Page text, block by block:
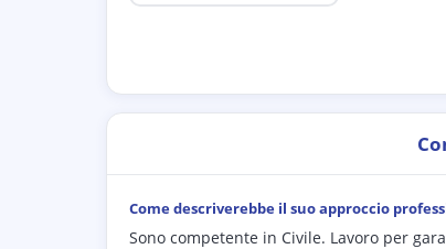
Come descriverebbe il suo approccio
Sono competente in Civile. Lavoro per